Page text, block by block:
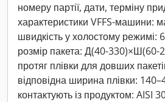
номеру партії, дати, терміну
характеристики VFFS-машини:
швидкість у холостому режимі:
розмір пакета: Д(40-330)×Ш(60-
протяг плівки для довших
відповідна ширина плівки:
контактують із продуктом: AISI